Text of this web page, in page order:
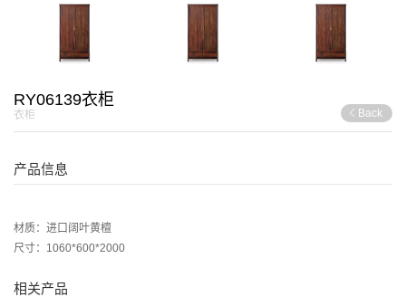
RY06139衣柜
衣柜 Back
产品信息
材质：进口阔叶黄檀
尺寸：1060*600*2000
相关产品